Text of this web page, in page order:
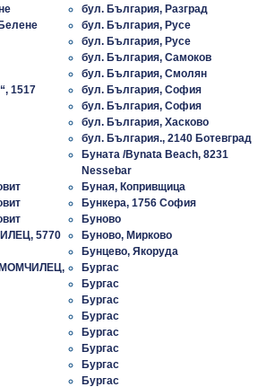
1517
5770
бул. България, Разград
бул. България, Русе
бул. България, Русе
бул. България, Самоков
бул. България, Смолян
бул. България, София
бул. България, София
бул. България, Хасково
бул. България., 2140 Ботевград
Буната /Bynata Beach, 8231
Nessebar
Буная, Копривщица
Бункера, 1756 София
Буново
Буново, Мирково
Бунцево, Якоруда
Бургас
Бургас
Бургас
Бургас
Бургас
Бургас
Бургас
Бургас